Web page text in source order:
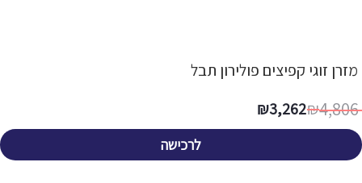
מזרן זוגי קפיצים פולירון תבל
4,806
₪
3,262
₪
לרכישה